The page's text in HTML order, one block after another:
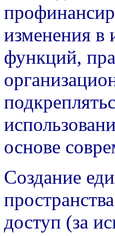
изменения в
функций,
основе
Создание
доступ (за